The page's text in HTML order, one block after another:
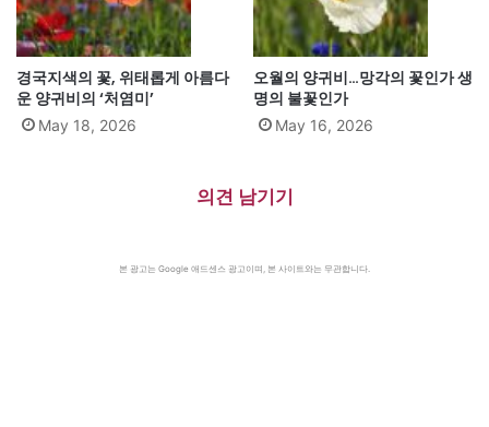
경국지색의 꽃, 위태롭게 아름다
운 양귀비의 ‘처염미’
May 18, 2026
오월의 양귀비…망각의 꽃인가 생
명의 불꽃인가
May 16, 2026
의견 남기기
본 광고는 Google 애드센스 광고이며, 본 사이트와는 무관합니다.